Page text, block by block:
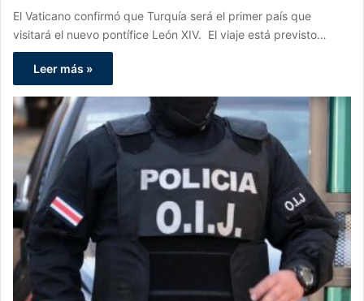
El Vaticano confirmó que Turquía será el primer país que
visitará el nuevo pontífice León XIV. El viaje está previsto…
Leer más »